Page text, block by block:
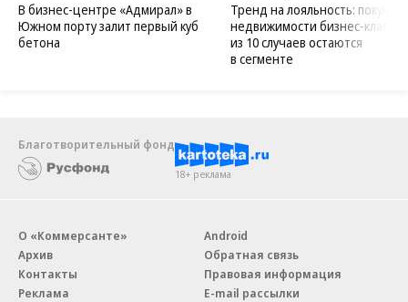
В бизнес-центре «Адмирал» в
Южном порту залит первый куб
бетона
Тренд на лояльность:
недвижимости бизнес-класса
из 10 случаев остаются
в сегменте
Благотворительный фонд
18+ реклама
О «Коммерсанте»
Архив
Контакты
Реклама
Android
Обратная связь
Правовая информация
E-mail рассылки